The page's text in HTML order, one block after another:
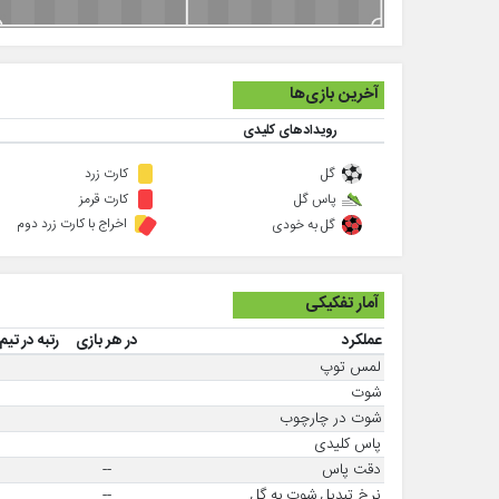
آخرین بازی‌ها
رویدادهای کلیدی
گل
پاس گل
گل به خودی
کارت زرد
کارت قرمز
اخراج با کارت زرد دوم
آمار تفکیکی
عملکرد در هر بازی
رتبه در تیم
لمس توپ
شوت
شوت در چارچوب
پاس کلیدی
دقت پاس
--